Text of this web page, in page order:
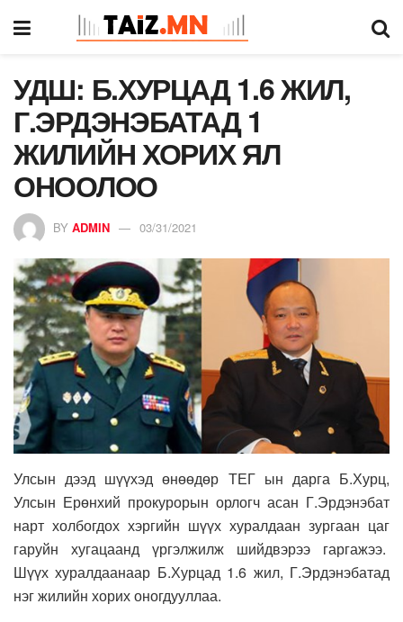
УДШ: Б.ХУРЦАД 1.6 ЖИЛ,
Г.ЭРДЭНЭБАТАД 1
ЖИЛИЙН ХОРИХ ЯЛ
ОНООЛОО
BY ADMIN 03/31/2021
Улсын дээд шүүхэд өнөөдөр ТЕГ ын дарга Б.Хурц,
Улсын Ерөнхий прокурорын орлогч асан Г.Эрдэнэбат
нарт холбогдох хэргийн шүүх хуралдаан зургаан цаг
гаруйн хугацаанд үргэлжилж шийдвэрээ гаргажээ.
Шүүх хуралдаанаар Б.Хурцад 1.6 жил, Г.Эрдэнэбатад
нэг жилийн хорих оногдууллаа.